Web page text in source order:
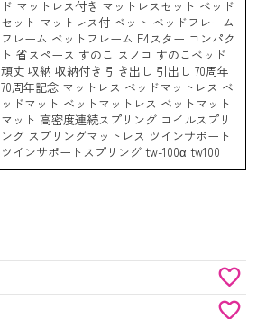
ド マットレス付き マットレスセット ベッド
セット マットレス付 ベット ベッドフレーム
フレーム ベットフレーム F4スター コンパク
ト 省スペース すのこ スノコ すのこベッド
頑丈 収納 収納付き 引き出し 引出し 70周年
70周年記念 マットレス ベッドマットレス ベ
ッドマット ベットマットレス ベットマット
マット 高密度連続スプリング コイルスプリ
ング スプリングマットレス ツインサポート
ツインサポートスプリング tw-100α tw100